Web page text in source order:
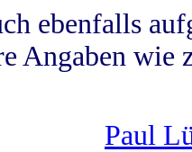
ebenfalls
Angaben wie
Paul